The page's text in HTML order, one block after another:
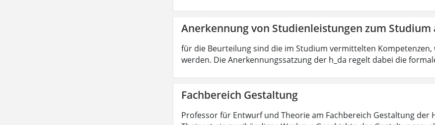
Anerkennung von Studienleistungen zum Studium
für die Beurteilung sind die im Studium vermittelten Kompetenzen,
werden. Die Anerkennungssatzung der h_da regelt dabei die
Fachbereich Gestaltung
Professor für Entwurf und Theorie am Fachbereich Gestaltung der